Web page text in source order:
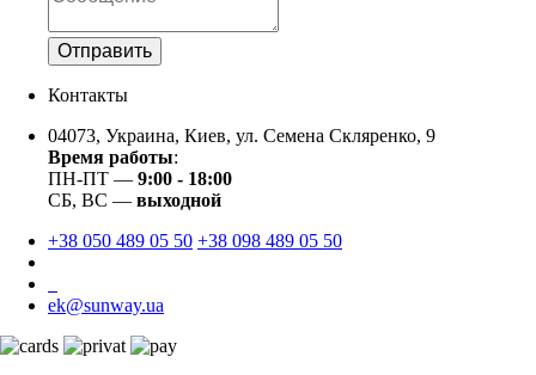
Отправить
Контакты
04073, Украина, Киев, ул. Семена Скляренко, 9
Время работы:
ПН-ПТ ― 9:00 - 18:00
СБ, ВС ― выходной
+38 050 489 05 50 +38 098 489 05 50
ek@sunway.ua